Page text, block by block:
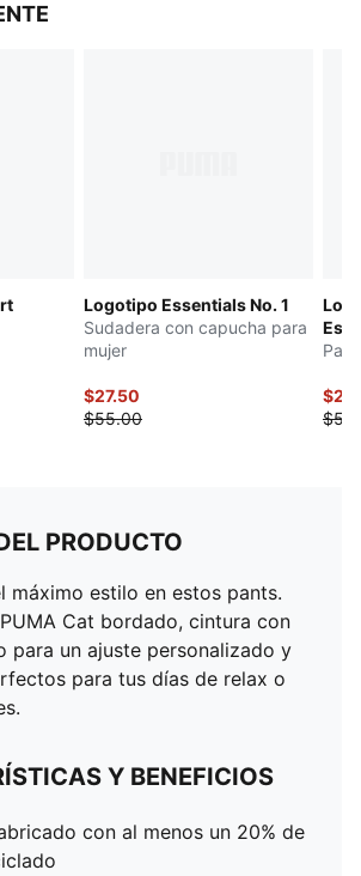
Logotipo Essentials No. 1
Sudadera con capucha para
mujer
$27.50
$55.00
PRODUCTO
máximo estilo en estos pants.
Cat bordado, cintura con
para un ajuste personalizado y
para tus días de relax o
Y BENEFICIOS
con al menos un 20% de